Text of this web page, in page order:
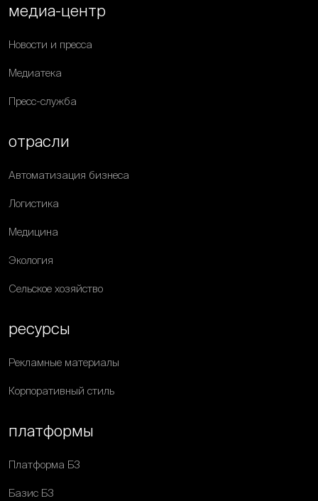
медиа-центр
Новости и пресса
Медиатека
Пресс-служба
отрасли
Автоматизация бизнеса
Логистика
Медицина
Экология
Сельское хозяйство
ресурсы
Рекламные материалы
Корпоративный стиль
платформы
Платформа Б3
Базис Б3